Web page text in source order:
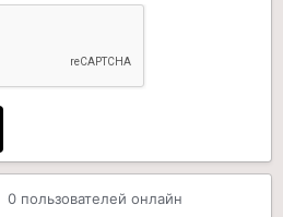
0 пользователей онлайн